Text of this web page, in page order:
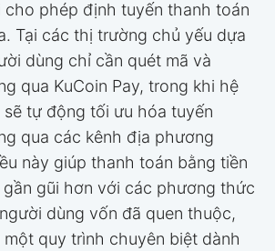
cho phép định tuyến thanh toán
Tại các thị trường chủ yếu dựa
dùng chỉ cần quét mã và
qua KuCoin Pay, trong khi hệ
tự động tối ưu hóa tuyến
qua các kênh địa phương
này giúp thanh toán bằng tiền
gần gũi hơn với các phương thức
dùng vốn đã quen thuộc,
quy trình chuyên biệt dành